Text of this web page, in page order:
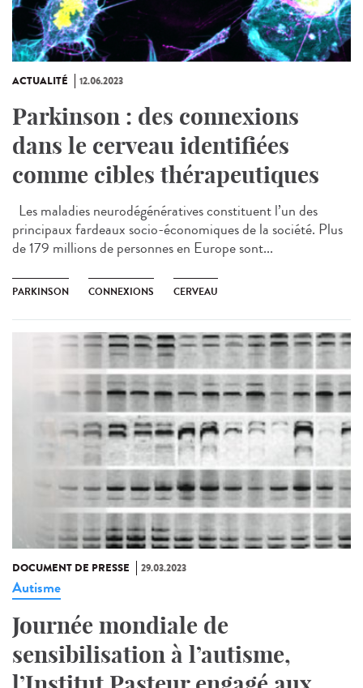
ACTUALITÉ 12.06.2023
Parkinson : des connexions
dans le cerveau identifiées
comme cibles thérapeutiques
Les maladies neurodégénératives constituent l’un des
principaux fardeaux socio-économiques de la société. Plus
de 179 millions de personnes en Europe sont...
PARKINSON CONNEXIONS CERVEAU
DOCUMENT DE PRESSE 29.03.2023
Autisme
Journée mondiale de
sensibilisation à l’autisme,